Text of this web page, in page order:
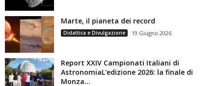
Marte, il pianeta dei record
Didattica e Divulgazione 19 Giugno 2026
Report XXIV Campionati Italiani di
AstronomiaL'edizione 2026: la finale di
Monza...